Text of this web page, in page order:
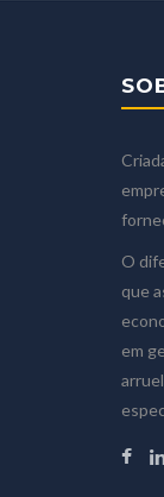
O
que
em